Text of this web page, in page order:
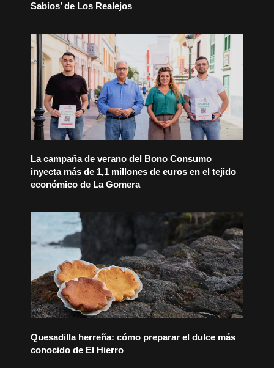
Sabios’ de Los Realejos
La campaña de verano del Bono Consumo
inyecta más de 1,1 millones de euros en el tejido
económico de La Gomera
Quesadilla herreña: cómo preparar el dulce más
conocido de El Hierro